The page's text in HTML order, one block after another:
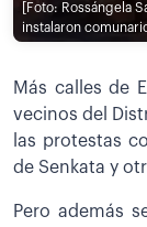
[Foto: Rossángela
instalaron
Más calles de
vecinos del
las protestas
de Senkata y
Pero además